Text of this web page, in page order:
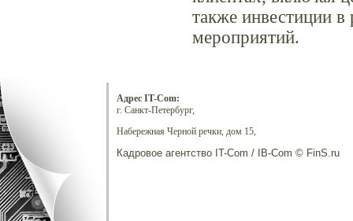
также инвестиции
мероприятий.
Адрес IT-Com:
г. Санкт-Петербург,
Набережная Черной речки, дом 15,
Кадровое агентство IT-Com / IB-Com © FinS.ru